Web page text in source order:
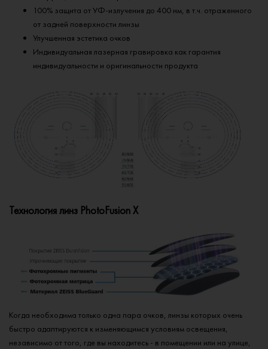
100% защита от УФ-излучения до 400 нм, в т.ч. отраженного
от задней поверхности линзы
Улучшенная эстетика очков
Индивидуальная лазерная гравировка как гарантия
индивидуальности и оригинальности продукта
Технология линз PhotoFusion X
Когда необходима только одна пара очков, линзы которых очень
быстро адаптируются к изменяющимся условиям освещения,
независимо от того, где вы находитесь - в помещении или на улице,